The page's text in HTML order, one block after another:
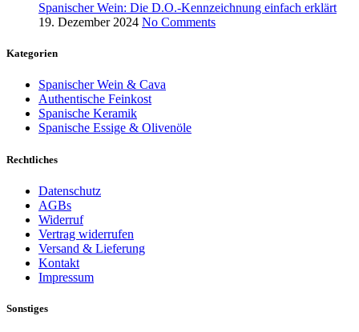
Spanischer Wein: Die D.O.-Kennzeichnung einfach erklärt
19. Dezember 2024 No Comments
Kategorien
Spanischer Wein & Cava
Authentische Feinkost
Spanische Keramik
Spanische Essige & Olivenöle
Rechtliches
Datenschutz
AGBs
Widerruf
Vertrag widerrufen
Versand & Lieferung
Kontakt
Impressum
Sonstiges